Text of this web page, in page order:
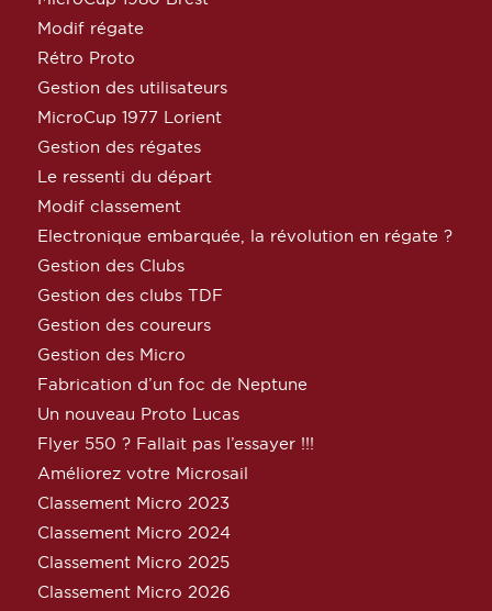
Modif régate
Rétro Proto
Gestion des utilisateurs
MicroCup 1977 Lorient
Gestion des régates
Le ressenti du départ
Modif classement
Electronique embarquée, la révolution en régate ?
Gestion des Clubs
Gestion des clubs TDF
Gestion des coureurs
Gestion des Micro
Fabrication d’un foc de Neptune
Un nouveau Proto Lucas
Flyer 550 ? Fallait pas l’essayer !!!
Améliorez votre Microsail
Classement Micro 2023
Classement Micro 2024
Classement Micro 2025
Classement Micro 2026